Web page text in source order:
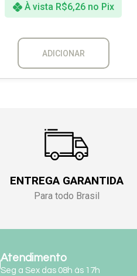
À vista R$6,26 no Pix
ADICIONAR
ENTREGA GARANTIDA
Para todo Brasil
Atendimento
Seg a Sex das 08h às 17h